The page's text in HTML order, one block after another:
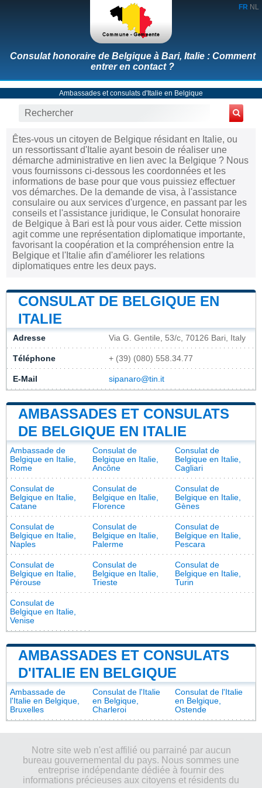
FR NL
Consulat honoraire de Belgique à Bari, Italie : Comment
entrer en contact ?
Ambassades et consulats d'Italie en Belgique
Êtes-vous un citoyen de Belgique résidant en Italie, ou
un ressortissant d'Italie ayant besoin de réaliser une
démarche administrative en lien avec la Belgique ? Nous
vous fournissons ci-dessous les coordonnées et les
informations de base pour que vous puissiez effectuer
vos démarches. De la demande de visa, à l'assistance
consulaire ou aux services d'urgence, en passant par les
conseils et l'assistance juridique, le Consulat honoraire
de Belgique à Bari est là pour vous aider. Cette mission
agit comme une représentation diplomatique importante,
favorisant la coopération et la compréhension entre la
Belgique et l'Italie afin d'améliorer les relations
diplomatiques entre les deux pays.
CONSULAT DE BELGIQUE EN
ITALIE
Adresse Via G. Gentile, 53/c, 70126 Bari, Italy
Téléphone + (39) (080) 558.34.77
E-Mail sipanaro@tin.it
AMBASSADES ET CONSULATS
DE BELGIQUE EN ITALIE
Ambassade de
Belgique en Italie,
Rome
Consulat de
Belgique en Italie,
Ancône
Consulat de
Belgique en Italie,
Cagliari
Consulat de
Belgique en Italie,
Catane
Consulat de
Belgique en Italie,
Florence
Consulat de
Belgique en Italie,
Gènes
Consulat de
Belgique en Italie,
Naples
Consulat de
Belgique en Italie,
Palerme
Consulat de
Belgique en Italie,
Pescara
Consulat de
Belgique en Italie,
Pérouse
Consulat de
Belgique en Italie,
Trieste
Consulat de
Belgique en Italie,
Turin
Consulat de
Belgique en Italie,
Venise
AMBASSADES ET CONSULATS
D'ITALIE EN BELGIQUE
Ambassade de
l'Italie en Belgique,
Bruxelles
Consulat de l'Italie
en Belgique,
Charleroi
Consulat de l'Italie
en Belgique,
Ostende
Notre site web n'est affilié ou parrainé par aucun
bureau gouvernemental du pays. Nous sommes une
entreprise indépendante dédiée à fournir des
informations précieuses aux citoyens et résidents du